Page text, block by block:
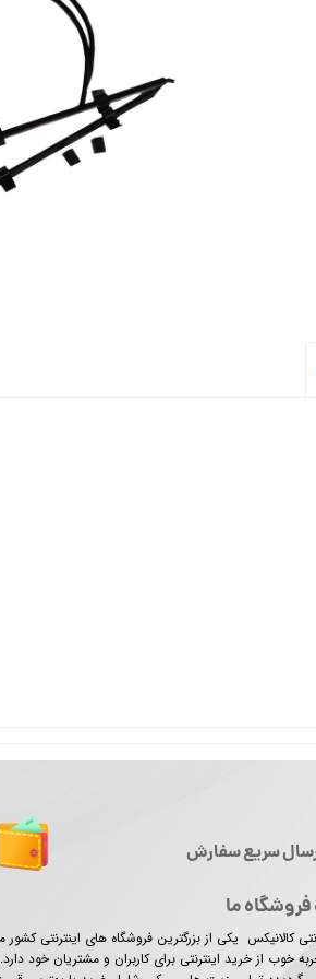
واکس ، پولیش و تمیز کننده خودرو
سریع سفارش
فروشگاه ما
کالانیکس یکی از بزرگترین فروشگاه های اینترنتی
خوب از خرید اینترنتی برای کاربران و مشتریان خود